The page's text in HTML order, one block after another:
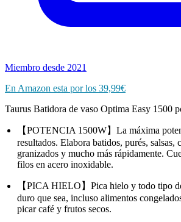
Miembro desde 2021
En Amazon esta por los 39,99€
Taurus Batidora de vaso Optima Easy 1500
【POTENCIA 1500W】La máxima
resultados. Elabora batidos, purés, salsas,
granizados y mucho más rápidamente.
filos en acero inoxidable.
【PICA HIELO】Pica hielo y todo tipo
duro que sea, incluso alimentos
picar café y frutos secos.